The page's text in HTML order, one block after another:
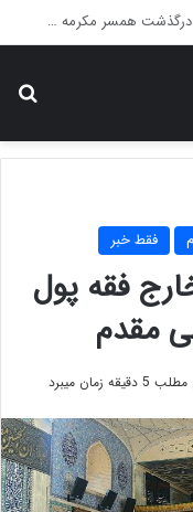
درس خارج فقه آیت الله مصباحی مقدم با موضوع فقه مالی دولت برگزار می شود.
فقط خبر
فقه پول
مقدم
زمان میبرد